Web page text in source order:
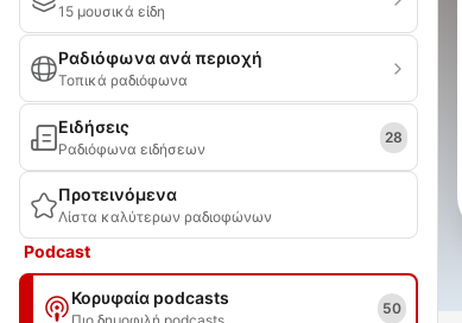
15 μουσικά είδη
Ραδιόφωνα ανά περιοχή
Τοπικά ραδιόφωνα
Ειδήσεις
Ραδιόφωνα ειδήσεων
28
Προτεινόμενα
Λίστα καλύτερων ραδιοφώνων
Podcast
Κορυφαία podcasts 50